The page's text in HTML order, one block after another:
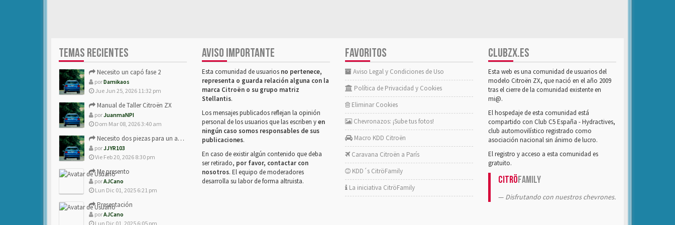
TEMAS RECIENTES
Necesito un capó fase 2
porDamikaos
Jue Jun 25, 2026 11:32 pm
Manual de Taller Citroën ZX
porJuanmaNPI
Dom Mar 08, 2026 3:40 am
Necesito dos piezas para un amigo con ZX.
porJJYR103
Vie Feb 20, 2026 8:30 pm
Me presento
porAJCano
Lun Dic 01, 2025 6:21 pm
Presentación
porAJCano
Lun Dic 01, 2025 6:05 pm
AVISO IMPORTANTE
Esta comunidad de usuarios no pertenece,
representa o guarda relación alguna con la
marca Citroën o su grupo matriz
Stellantis.
Los mensajes publicados reflejan la opinión
personal de los usuarios que las escriben yen
ningún caso somos responsables de sus
publicaciones.
En caso de existir algún contenido que deba
ser retirado, por favor, contactar con
nosotros. El equipo de moderadores
desarrolla su labor de forma altruista.
FAVORITOS
Aviso Legal y Condiciones de Uso
Política de Privacidad y Cookies
Eliminar Cookies
Chevronazos: ¡Sube tus fotos!
Macro KDD Citroën
Caravana Citroën a París
KDD´s CitröFamily
La iniciativa CitröFamily
CLUBZX.ES
Esta web es una comunidad de usuarios del
modelo Citroën ZX, que nació en el año 2009
tras el cierre de la comunidad existente en
mi@.
El hospedaje de esta comunidad está
compartido con Club C5 España - Hydractives,
club automovilístico registrado como
asociación nacional sin ánimo de lucro.
El registro y acceso a esta comunidad es
gratuito.
CitröFamily
Disfrutando con nuestros chevrones.